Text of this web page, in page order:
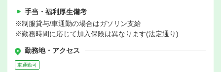
手当・福利厚生備考
※制服貸与/車通勤の場合はガソリン支給
※勤務時間に応じて加入保険は異なります(法定通り)
勤務地・アクセス
車通勤可